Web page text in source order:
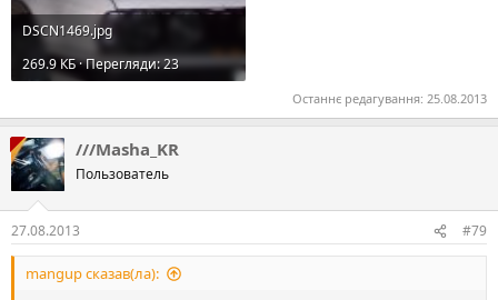
DSCN1469.jpg
269.9 КБ · Перегляди: 23
Останнє редагування: 25.08.2013
///Masha_KR
Пользователь
27.08.2013 #79
mangup сказав(ла):